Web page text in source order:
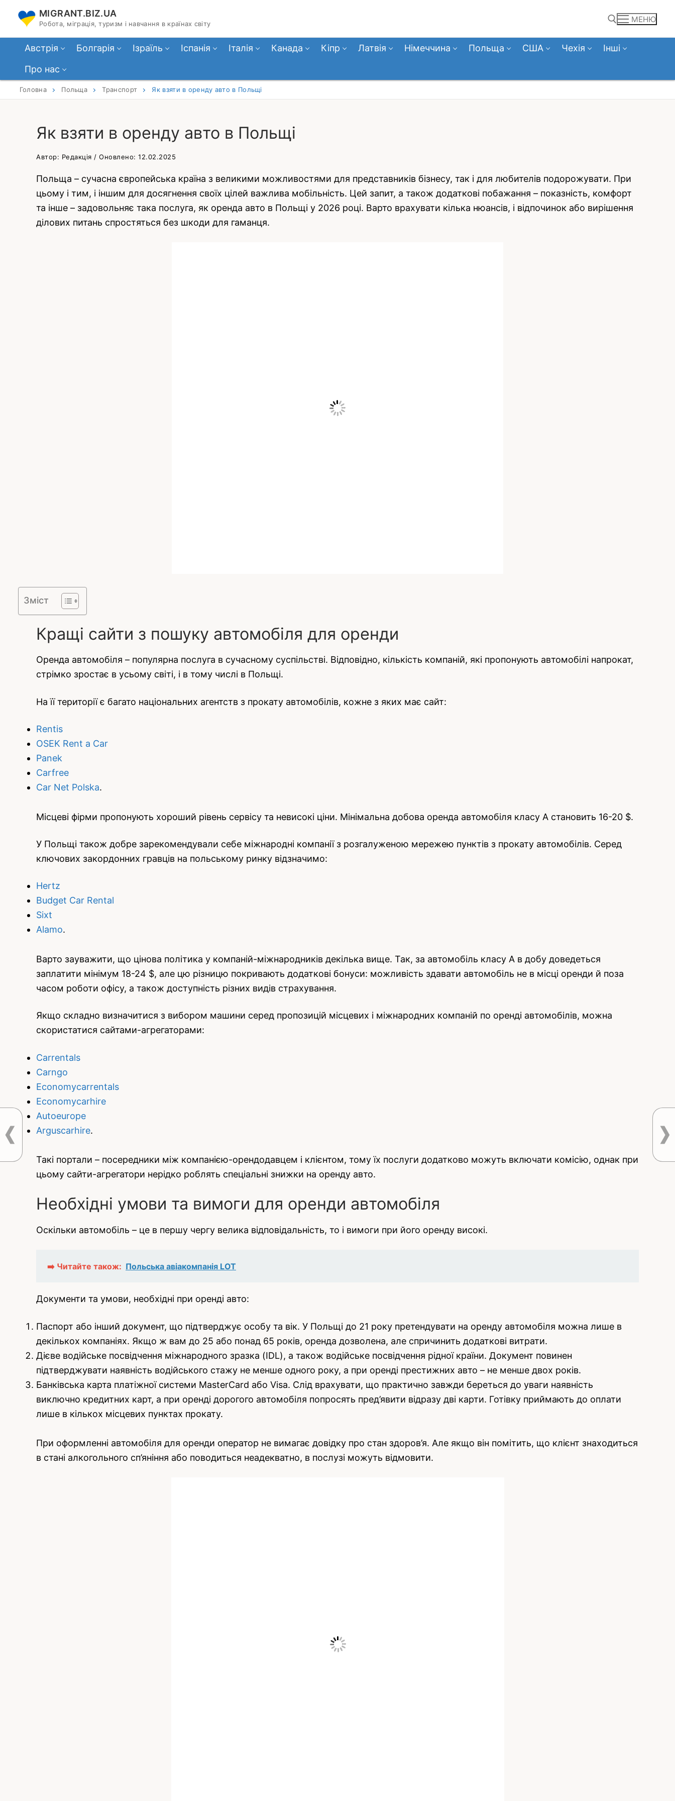
вмісту
MIGRANT.BIZ.UA
Робота, міграція, туризм і навчання в країнах світу МЕНЮ
Австрія Болгарія Ізраїль Іспанія Італія Канада Кіпр Латвія Німеччина Польща США Чехія
Інші
Про нас
Головна Польща Транспорт Як взяти в оренду авто в Польщі
Як взяти в оренду авто в Польщі
Автор: Редакція / Оновлено: 12.02.2025
Польща – сучасна європейська країна з великими можливостями для представників бізнесу, так і для любителів подорожувати. При
цьому і тим, і іншим для досягнення своїх цілей важлива мобільність. Цей запит, а також додаткові побажання – показність, комфорт
та інше – задовольняє така послуга, як оренда авто в Польщі у 2026 році. Варто врахувати кілька нюансів, і відпочинок або вирішення
ділових питань спростяться без шкоди для гаманця.
Зміст
Кращі сайти з пошуку автомобіля для оренди
Оренда автомобіля – популярна послуга в сучасному суспільстві. Відповідно, кількість компаній, які пропонують автомобілі напрокат,
стрімко зростає в усьому світі, і в тому числі в Польщі.
На її території є багато національних агентств з прокату автомобілів, кожне з яких має сайт:
Rentis
OSEK Rent a Car
Panek
Carfree
Car Net Polska.
Місцеві фірми пропонують хороший рівень сервісу та невисокі ціни. Мінімальна добова оренда автомобіля класу A становить 16-20 $.
У Польщі також добре зарекомендували себе міжнародні компанії з розгалуженою мережею пунктів з прокату автомобілів. Серед
ключових закордонних гравців на польському ринку відзначимо:
Hertz
Budget Car Rental
Sixt
Alamo.
Варто зауважити, що цінова політика у компаній-міжнародників декілька вище. Так, за автомобіль класу A в добу доведеться
заплатити мінімум 18-24 $, але цю різницю покривають додаткові бонуси: можливість здавати автомобіль не в місці оренди й поза
часом роботи офісу, а також доступність різних видів страхування.
Якщо складно визначитися з вибором машини серед пропозицій місцевих і міжнародних компаній по оренді автомобілів, можна
скористатися сайтами-агрегаторами:
Carrentals
Carngo
Economycarrentals
Economycarhire
Autoeurope
Arguscarhire.
Такі портали – посередники між компанією-орендодавцем і клієнтом, тому їх послуги додатково можуть включати комісію, однак при
цьому сайти-агрегатори нерідко роблять спеціальні знижки на оренду авто.
Необхідні умови та вимоги для оренди автомобіля
Оскільки автомобіль – це в першу чергу велика відповідальність, то і вимоги при його оренду високі.
➡️ Читайте також: Польська авіакомпанія LOT
Документи та умови, необхідні при оренді авто:
Паспорт або інший документ, що підтверджує особу та вік. У Польщі до 21 року претендувати на оренду автомобіля можна лише в
декількох компаніях. Якщо ж вам до 25 або понад 65 років, оренда дозволена, але спричинить додаткові витрати.
Дієве водійське посвідчення міжнародного зразка (IDL), а також водійське посвідчення рідної країни. Документ повинен
підтверджувати наявність водійського стажу не менше одного року, а при оренді престижних авто – не менше двох років.
Банківська карта платіжної системи MasterCard або Visa. Слід врахувати, що практично завжди береться до уваги наявність
виключно кредитних карт, а при оренді дорогого автомобіля попросять пред’явити відразу дві карти. Готівку приймають до оплати
лише в кількох місцевих пунктах прокату.
При оформленні автомобіля для оренди оператор не вимагає довідку про стан здоров’я. Але якщо він помітить, що клієнт знаходиться
в стані алкогольного сп’яніння або поводиться неадекватно, в послузі можуть відмовити.